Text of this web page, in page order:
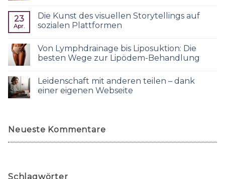
23
Apr.
Die Kunst des visuellen Storytellings auf
sozialen Plattformen
Von Lymphdrainage bis Liposuktion: Die
besten Wege zur Lipödem-Behandlung
Leidenschaft mit anderen teilen – dank
einer eigenen Webseite
Neueste Kommentare
Schlagwörter